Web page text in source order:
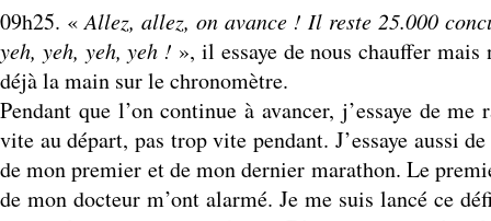
09h25. «Allez, allez, on avance ! Il reste 25.000
yeh, yeh, yeh, yeh ! », il essaye de nous chauffer
déjà la main sur le chronomètre.
Pendant que l’on continue à avancer, j’essaye de
vite au départ, pas trop vite pendant. J’essaye aussi
de mon premier et de mon dernier marathon. Le
de mon docteur m’ont alarmé. Je me suis lancé ce